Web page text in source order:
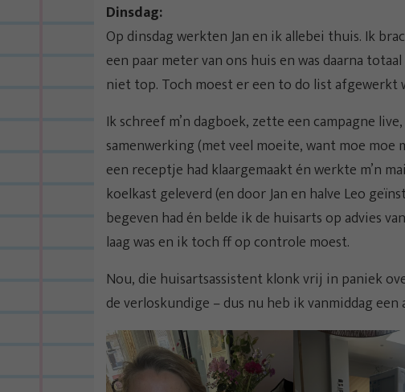
Dinsdag:
Op dinsdag werkten Jan en ik allebei thuis. Ik
een paar meter van ons huis en was daarna
niet top. Toch moest er een to do list afgewerkt
Ik schreef m’n dagboek, zette een campagne
samenwerking (met veel moeite, want moe moe
een receptje had klaargemaakt én werkte m’n
koelkast geleverd (en door Jan en halve Leo
begeven had én belde ik de huisarts op advies
laag was en ik toch ff op controle moest.
Nou, die huisartsassistent klonk vrij in paniek
de verloskundige – dus nu heb ik vanmiddag